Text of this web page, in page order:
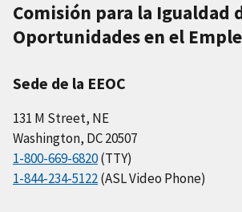
Comisión para la Igualdad
Oportunidades en el
Sede de la EEOC
131 M Street, NE
Washington, DC 20507
1-800-669-6820(TTY)
1-844-234-5122(ASL Video Phone)